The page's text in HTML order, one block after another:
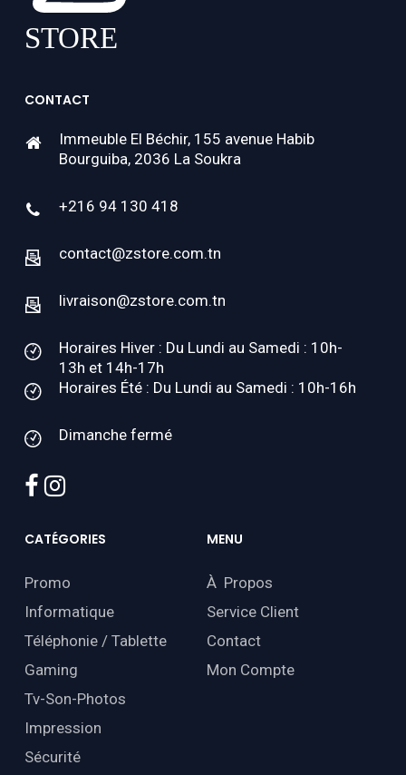
CONTACT
Immeuble El Béchir, 155 avenue Habib
Bourguiba, 2036 La Soukra
+216 94 130 418
contact@zstore.com.tn
livraison@zstore.com.tn
Horaires Hiver : Du Lundi au Samedi : 10h-
13h et 14h-17h
Horaires Été : Du Lundi au Samedi : 10h-16h
Dimanche fermé
facebook
instagram
CATÉGORIES
Promo
Informatique
Téléphonie / Tablette
Gaming
Tv-Son-Photos
Impression
Sécurité
MENU
À Propos
Service Client
Contact
Mon Compte